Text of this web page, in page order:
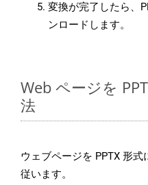
変換が完了したら、
ンロードします。
Web ページを
法
ウェブページを PPTX 形
従います。